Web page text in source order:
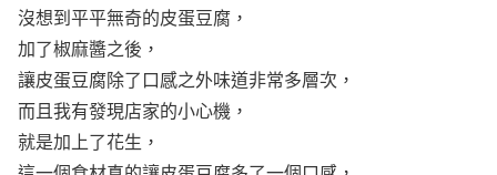
沒想到平平無奇的皮蛋豆腐，
加了椒麻醬之後，
讓皮蛋豆腐除了口感之外味道非常多層次，
而且我有發現店家的小心機，
就是加上了花生，